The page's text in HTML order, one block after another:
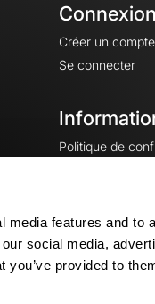
media features and to
social media,
provided to
Connexion
Créer un compte
Se connecter
Politique de
Mentions légales
Paramètres des